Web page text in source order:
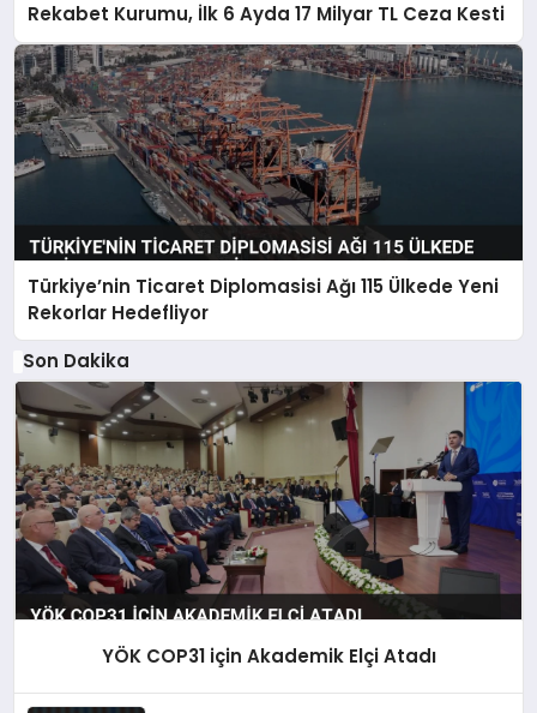
Rekabet Kurumu, İlk 6 Ayda 17 Milyar TL Ceza Kesti
Türkiye’nin Ticaret Diplomasisi Ağı 115 Ülkede Yeni
Rekorlar Hedefliyor
Son Dakika
YÖK COP31 için Akademik Elçi Atadı